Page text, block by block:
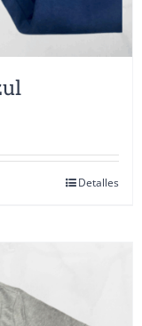
Detalles